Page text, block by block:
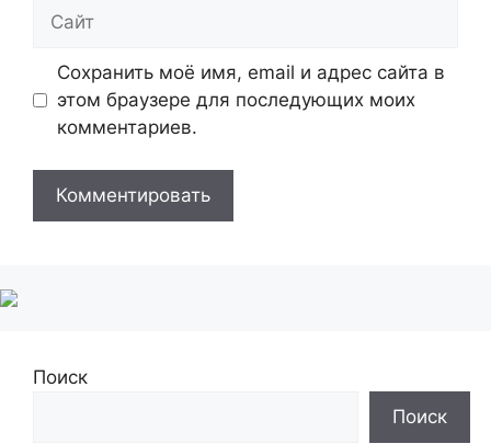
Сайт
Сохранить моё имя, email и адрес сайта в
этом браузере для последующих моих
комментариев.
Поиск
Поиск